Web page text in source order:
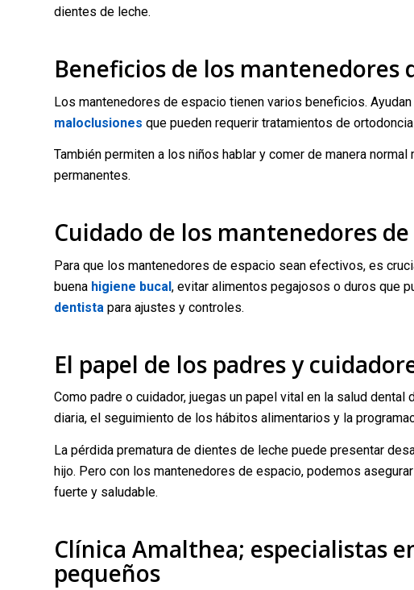
dientes de leche.
Beneficios de los mantenedores
Los mantenedores de espacio tienen varios beneficios.
maloclusiones que pueden requerir tratamientos de
También permiten a los niños hablar y comer de manera
permanentes.
Cuidado de los mantenedores
Para que los mantenedores de espacio sean efectivos, es
buena higiene bucal, evitar alimentos pegajosos o duros que
dentista para ajustes y controles.
El papel de los padres y
Como padre o cuidador, juegas un papel vital en la salud dental
diaria, el seguimiento de los hábitos alimentarios y la
La pérdida prematura de dientes de leche puede presentar
hijo. Pero con los mantenedores de espacio, podemos
fuerte y saludable.
Clínica Amalthea; especialistas
pequeños